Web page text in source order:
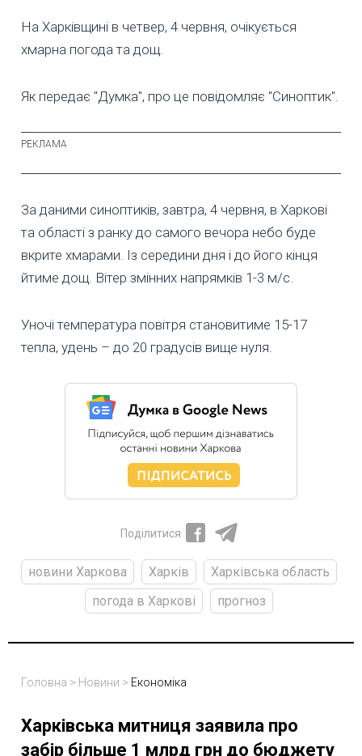
На Харківщині в четвер, 4 червня, очікується
хмарна погода та дощ.
Як передає "Думка", про це повідомляє "Синоптик".
За даними синоптиків, завтра, 4 червня, в Харкові
та області з ранку до самого вечора небо буде
вкрите хмарами. Із середини дня і до його кінця
йтиме дощ. Вітер змінних напрямків 1-3 м/с.
Уночі температура повітря становитиме 15-17
тепла, удень – до 20 градусів вище нуля.
Поділитися
новини Харкова Харків
Харківська область
погода в Харкові
прогноз
Головна > Новини > Економіка
Харківська митниця заявила про
забір більше 1 млрд грн до бюджету